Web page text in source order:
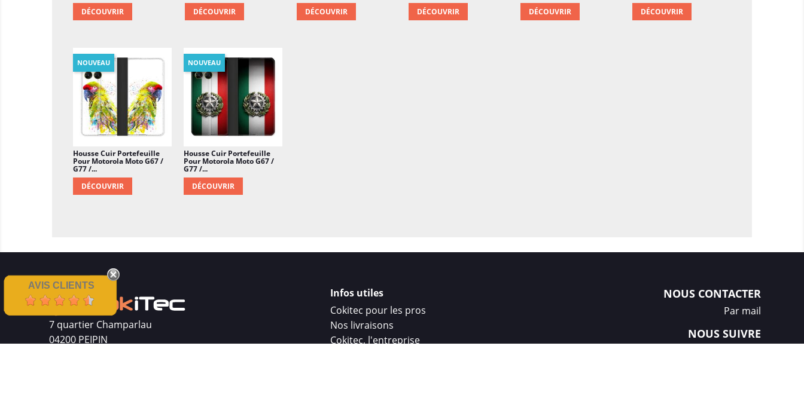
DÉCOUVRIR
DÉCOUVRIR
DÉCOUVRIR
DÉCOUVRIR
DÉCOUVRIR
DÉCOUVRIR
Housse Cuir Portefeuille
Pour Motorola Moto G67 /
G77 /...
DÉCOUVRIR
NOUVEAU
Housse Cuir Portefeuille
Pour Motorola Moto G67 /
G77 /...
DÉCOUVRIR
NOUVEAU
7 quartier Champarlau
04200 PEIPIN
Infos utiles
Cokitec pour les pros
Nos livraisons
Cokitec, l'entreprise
NOUS CONTACTER
Par mail
NOUS SUIVRE
AVIS CLIENTS